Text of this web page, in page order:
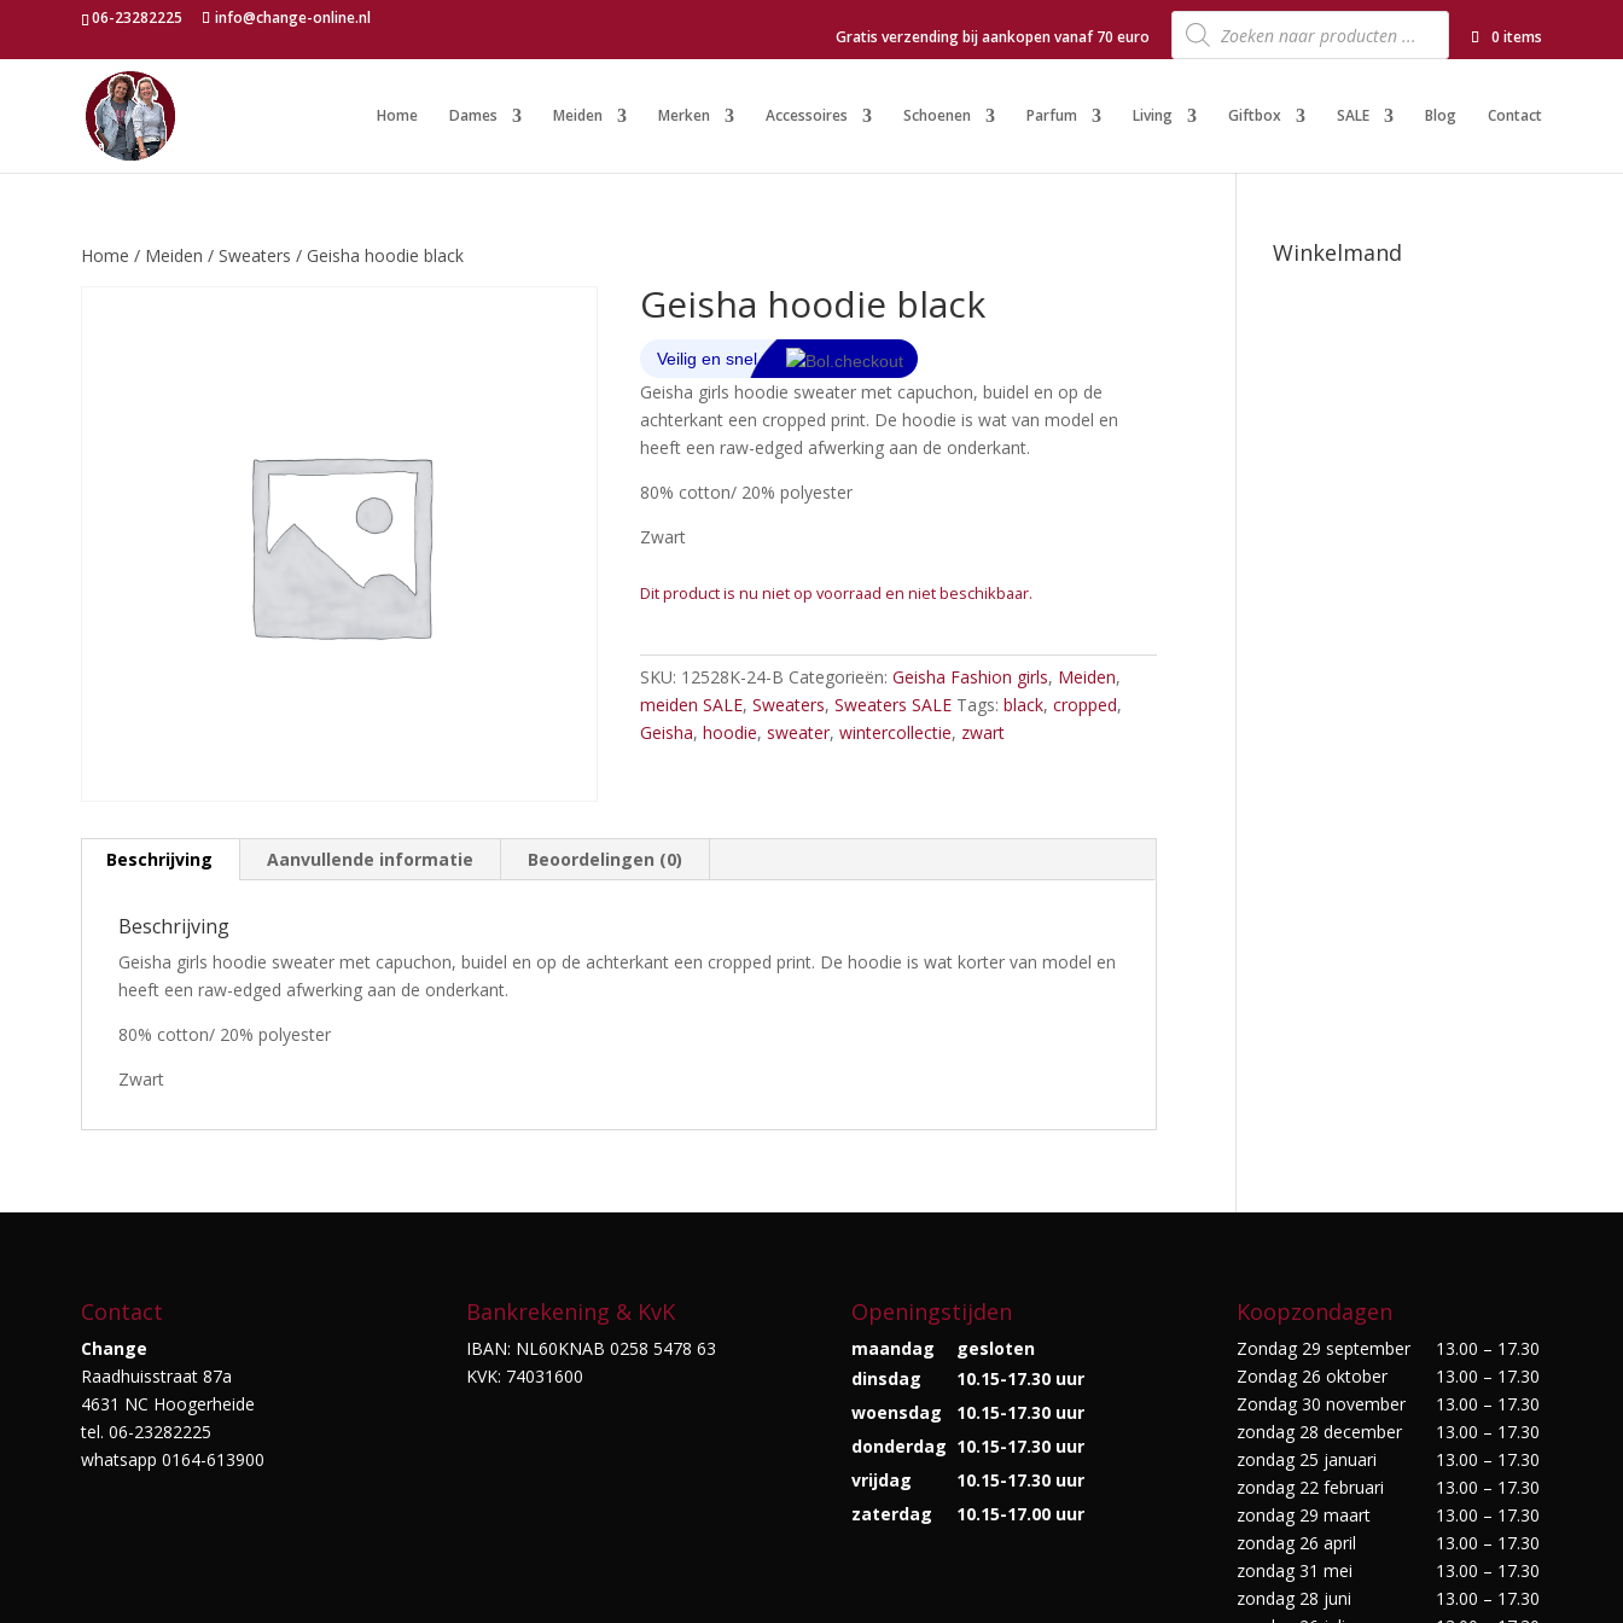
06-23282225
info@change-online.nl
Gratis verzending bij aankopen vanaf 70 euro
Producten
zoeken 0 items
Home Dames Meiden Merken Accessoires Schoenen Parfum Living Giftbox SALE Blog Contact
Home / Meiden / Sweaters / Geisha hoodie black
Geisha hoodie black
Geisha girls hoodie sweater met capuchon, buidel en op de
achterkant een cropped print. De hoodie is wat van model en
heeft een raw-edged afwerking aan de onderkant.
80% cotton/ 20% polyester
Zwart
Dit product is nu niet op voorraad en niet beschikbaar.
SKU: 12528K-24-B Categorieën:Geisha Fashion girls, Meiden,
meiden SALE,Sweaters,Sweaters SALE Tags:black,cropped,
Geisha,hoodie,sweater,wintercollectie, zwart
Beschrijving Aanvullende informatie Beoordelingen (0)
Beschrijving
Geisha girls hoodie sweater met capuchon, buidel en op de achterkant een cropped print. De hoodie is wat korter van model en
heeft een raw-edged afwerking aan de onderkant.
80% cotton/ 20% polyester
Zwart
Winkelmand
Contact
Change
Raadhuisstraat 87a
4631 NC Hoogerheide
tel. 06-23282225
whatsapp 0164-613900
Bankrekening & KvK
IBAN: NL60KNAB 0258 5478 63
KVK: 74031600
Openingstijden
maandag
gesloten
dinsdag
10.15-17.30 uur
woensdag
10.15-17.30 uur
donderdag 10.15-17.30 uur
vrijdag
10.15-17.30 uur
zaterdag
10.15-17.00 uur
Koopzondagen
Zondag 29 september
13.00 – 17.30
Zondag 26 oktober
13.00 – 17.30
Zondag 30 november
13.00 – 17.30
zondag 28 december
13.00 – 17.30
zondag 25 januari
13.00 – 17.30
zondag 22 februari
13.00 – 17.30
zondag 29 maart
13.00 – 17.30
zondag 26 april
13.00 – 17.30
zondag 31 mei
13.00 – 17.30
zondag 28 juni
13.00 – 17.30